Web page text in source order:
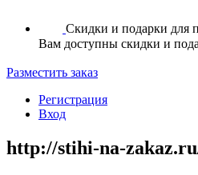
Скидки и подарки для
Вам доступны скидки и
Разместить заказ
Регистрация
Вход
http://stihi-na-